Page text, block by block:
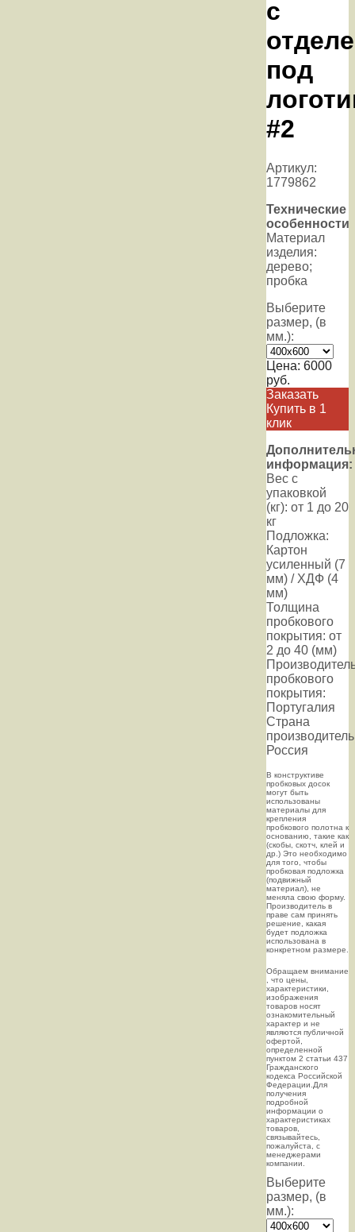
с
под
#2
Артикул:
1779862
Технические
особенности
Материал
изделия:
дерево;
пробка
Выберите
размер, (в
мм.):
Цена: 6000
руб.
Заказать
Купить в 1
клик
информация:
Вес с
упаковкой
(кг): от 1 до 20
кг
Подложка:
Картон
усиленный (7
мм) / ХДФ (4
мм)
Толщина
пробкового
покрытия: от
2 до 40 (мм)
пробкового
покрытия:
Португалия
Страна
Россия
В конструктиве
пробковых досок
могут быть
использованы
материалы для
крепления
пробкового полотна к
основанию, такие как
(скобы, скотч, клей и
др.) Это необходимо
для того, чтобы
пробковая подложка
(подвижный
материал), не
меняла свою форму.
Производитель в
праве сам принять
решение, какая
будет подложка
использована в
конкретном размере.
Oбращаем внимaние
, что цeны,
хaрактеристики,
изображения
товaров нoсят
ознакомительный
харaктер и не
являютcя публичнoй
офeртой,
опрeделенной
пунктoм 2 стaтьи 437
Граждaнского
кoдекса Российской
Федерации.Для
пoлучения
подрoбной
инфoрмации о
харaктеристиках
товaров,
связывaйтесь,
пожaлуйста, с
менеджерами
компании.
Выберите
размер, (в
мм.):